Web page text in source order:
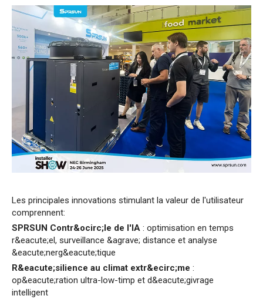
Les principales innovations stimulant la valeur de l'utilisateur
comprennent:
SPRSUN Contr&ocirc;le de l'IA : optimisation en temps
r&eacute;el, surveillance &agrave; distance et analyse
&eacute;nerg&eacute;tique
R&eacute;silience au climat extr&ecirc;me :
op&eacute;ration ultra-low-timp et d&eacute;givrage
intelligent